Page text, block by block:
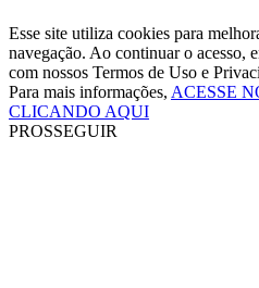
Esse site utiliza cookies para
navegação. Ao continuar o acesso,
com nossos Termos de Uso e
Para mais informações, ACESSE
CLICANDO AQUI
PROSSEGUIR